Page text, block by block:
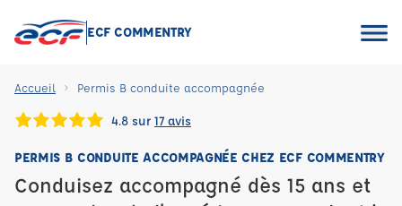
ECF COMMENTRY
Accueil Permis B conduite accompagnée
4.8 sur 17 avis
PERMIS B CONDUITE ACCOMPAGNÉE CHEZ ECF COMMENTRY
Conduisez accompagné dès 15 ans et